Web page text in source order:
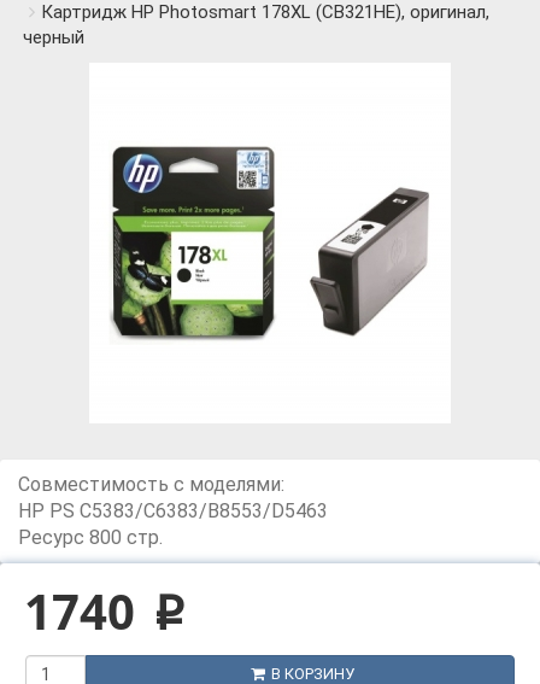
Картридж HP Photosmart 178XL (CB321HE), оригинал,
черный
Совместимость с моделями:
HP PS C5383/C6383/B8553/D5463
Ресурс 800 стр.
1740 p
В КОРЗИНУ